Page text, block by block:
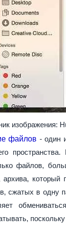
изображения:
файлов - один
файлов,
который
сжатых в одну